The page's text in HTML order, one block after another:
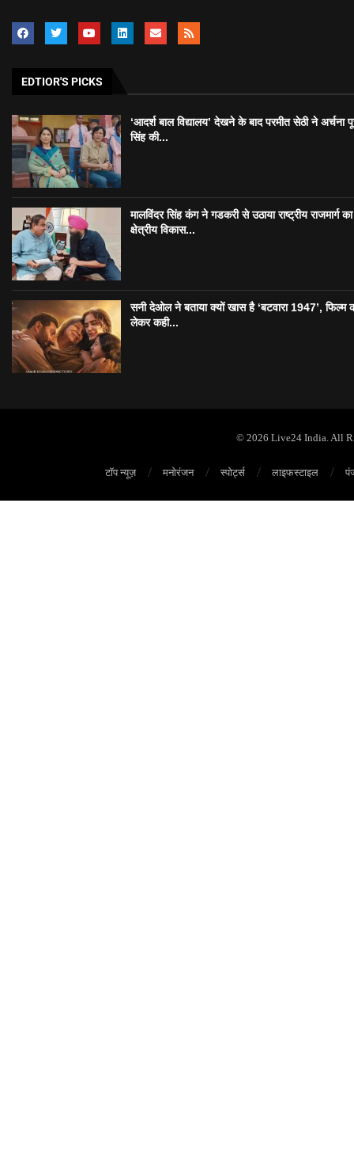
EDTIOR'S PICKS
‘आदर्श बाल विद्यालय’ देखने के बाद परमीत सेठी ने अर्चना
सिंह की...
मालविंदर सिंह कंग ने गडकरी से उठाया राष्ट्रीय राजमार्ग का
क्षेत्रीय विकास...
सनी देओल ने बताया क्यों खास है ‘बटवारा 1947’, फिल्म
लेकर कही...
© 2026 Live24 India. All
टॉप न्यूज़ मनोरंजन स्पोर्ट्स लाइफस्टाइल